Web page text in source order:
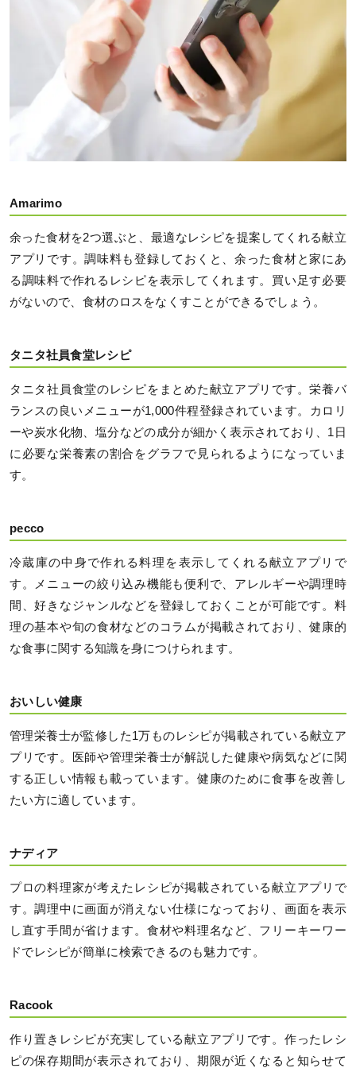
Amarimo
余った食材を2つ選ぶと、最適なレシピを提案してくれる献立
アプリです。調味料も登録しておくと、余った食材と家にあ
る調味料で作れるレシピを表示してくれます。買い足す必要
がないので、食材のロスをなくすことができるでしょう。
タニタ社員食堂レシピ
タニタ社員食堂のレシピをまとめた献立アプリです。栄養バ
ランスの良いメニューが1,000件程登録されています。カロリ
ーや炭水化物、塩分などの成分が細かく表示されており、1日
に必要な栄養素の割合をグラフで見られるようになっていま
す。
pecco
冷蔵庫の中身で作れる料理を表示してくれる献立アプリで
す。メニューの絞り込み機能も便利で、アレルギーや調理時
間、好きなジャンルなどを登録しておくことが可能です。料
理の基本や旬の食材などのコラムが掲載されており、健康的
な食事に関する知識を身につけられます。
おいしい健康
管理栄養士が監修した1万ものレシピが掲載されている献立ア
プリです。医師や管理栄養士が解説した健康や病気などに関
する正しい情報も載っています。健康のために食事を改善し
たい方に適しています。
ナディア
プロの料理家が考えたレシピが掲載されている献立アプリで
す。調理中に画面が消えない仕様になっており、画面を表示
し直す手間が省けます。食材や料理名など、フリーキーワー
ドでレシピが簡単に検索できるのも魅力です。
Racook
作り置きレシピが充実している献立アプリです。作ったレシ
ピの保存期間が表示されており、期限が近くなると知らせて